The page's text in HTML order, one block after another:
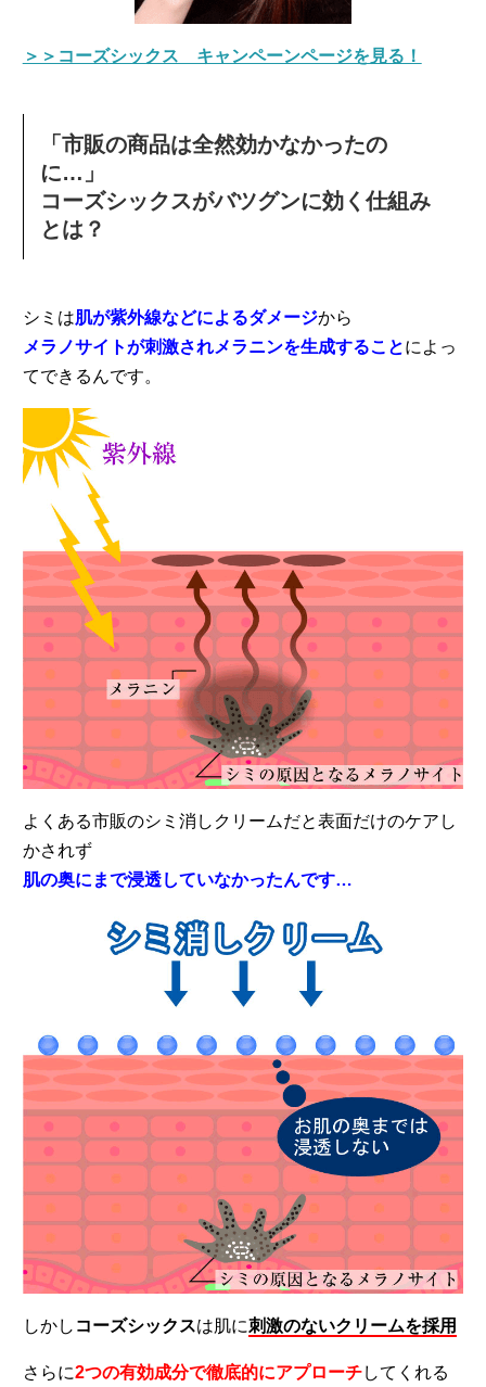
＞＞コーズシックス キャンペーンページを見る！
「市販の商品は全然効かなかったの
に…」
コーズシックスがバツグンに効く仕組み
とは？
シミは肌が紫外線などによるダメージから
メラノサイトが刺激されメラニンを生成することによっ
てできるんです。
よくある市販のシミ消しクリームだと表面だけのケアし
かされず
肌の奥にまで浸透していなかったんです…
しかし コーズシックスは肌に刺激のないクリームを採用
さらに2つの有効成分で徹底的にアプローチしてくれる